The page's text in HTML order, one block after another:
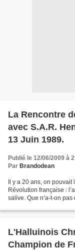
La Rencontre
avec S.A.R.
13 Juin 1989.
Publié le 12/06/2009 à
Par Brandodean
Il y a 20 ans, on
Révolution française :
salive. Que n’a-t-on pas
L'Halluinois
Champion de